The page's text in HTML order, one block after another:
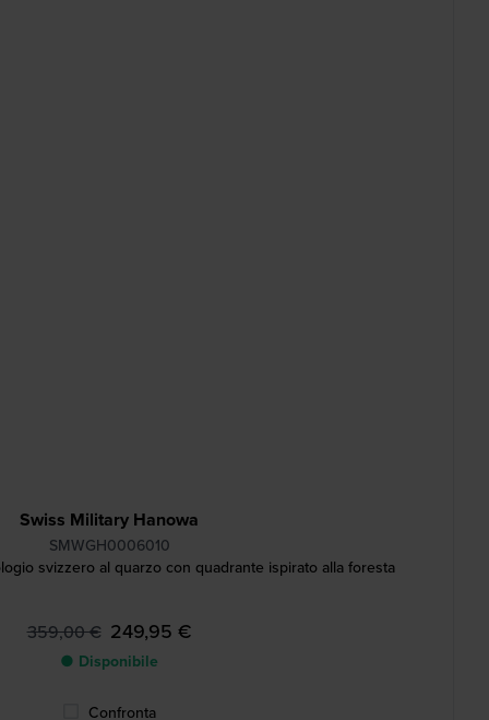
Swiss Military Hanowa
SMWGH0006010
svizzero al quarzo con quadrante ispirato alla foresta
359,00 € 249,95 €
● Disponibile
Confronta